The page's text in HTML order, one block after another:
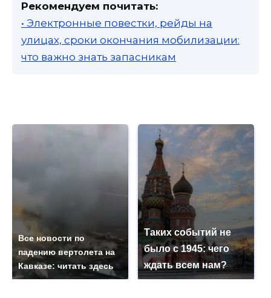
Рекомендуем почитать:
• Электронные повестки, рейды на
улицах, сроки окончания мобилизации:
что важно знать запасникам
Все новости по
падению вертолета на
Кавказе: читать здесь
Таких событий не
было с 1945: чего
ждать всем нам?